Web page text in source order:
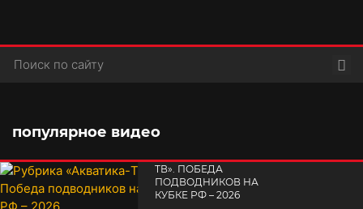
популярное видео
TВ». ПОБЕДА
ПОДВОДНИКОВ НА
КУБКЕ РФ – 2026